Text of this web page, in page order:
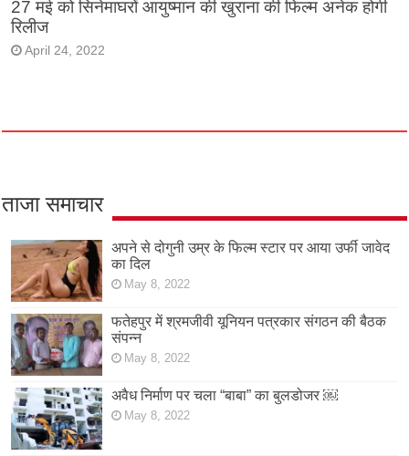
27 मई को सिनेमाघरों आयुष्मान की खुराना की फिल्म अनेक होगी
रिलीज
April 24, 2022
ताजा समाचार
अपने से दोगुनी उम्र के फिल्म स्टार पर आया उर्फी जावेद
का दिल
May 8, 2022
फतेहपुर में श्रमजीवी यूनियन पत्रकार संगठन की बैठक
संपन्न
May 8, 2022
अवैध निर्माण पर चला “बाबा” का बुलडोजर ￼
May 8, 2022